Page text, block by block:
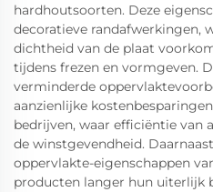
hardhoutsoorten. Deze
decoratieve randafwerkingen,
dichtheid van de plaat
tijdens frezen en vormgeven.
verminderde
aanzienlijke
bedrijven, waar efficiëntie van
de winstgevendheid.
oppervlakte-eigenschappen
producten langer hun uiterlijk